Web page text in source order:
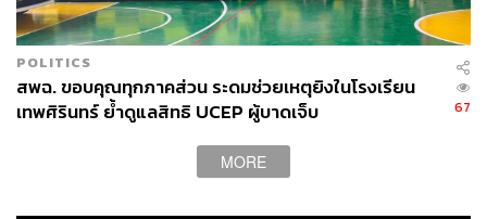
TAGS: เกรียงไกร เธียรนุกุล ส.อ.ท. SMEs
เศรษฐกิจไทย
อนุทิน ชาญวีรกูล
ค่าไฟฟ้า
POLITICS
สพฉ. ขอบคุณทุกภาคส่วน ระดมช่วยเหตุยิงในโรงเรียน
เทพศิรินทร์ ย้ำดูแลสิทธิ UCEP ผู้บาดเจ็บ
67
MORE